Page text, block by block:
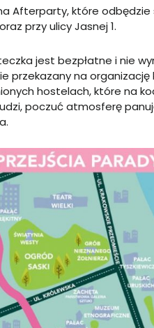
Afterparty, które
przy ulicy Jasnej 1.
jest bezpłatne i nie
przekazany na organizację
hostelach, które na
poczuć atmosferę